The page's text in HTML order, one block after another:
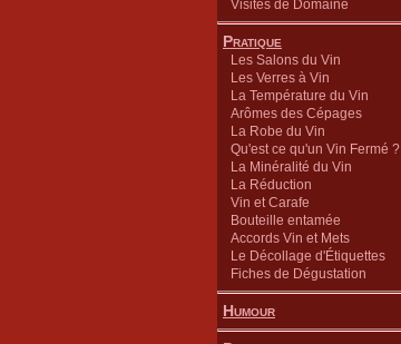
Visites de Domaine
Pratique
Les Salons du Vin
Les Verres à Vin
La Température du Vin
Arômes des Cépages
La Robe du Vin
Qu'est ce qu'un Vin Fermé ?
La Minéralité du Vin
La Réduction
Vin et Carafe
Bouteille entamée
Accords Vin et Mets
Le Décollage d'Étiquettes
Fiches de Dégustation
Humour